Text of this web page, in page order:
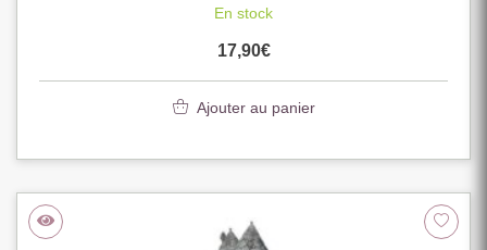
En stock
17,90€
Ajouter au panier